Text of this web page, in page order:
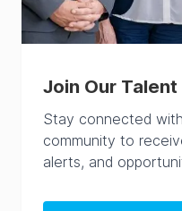
Join Our
Stay connected
community to
alerts, and